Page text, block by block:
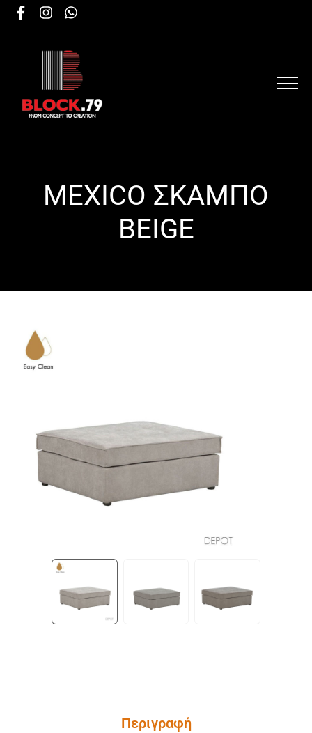
MEXICO ΣΚΑΜΠΟ
BEIGE
Περιγραφή